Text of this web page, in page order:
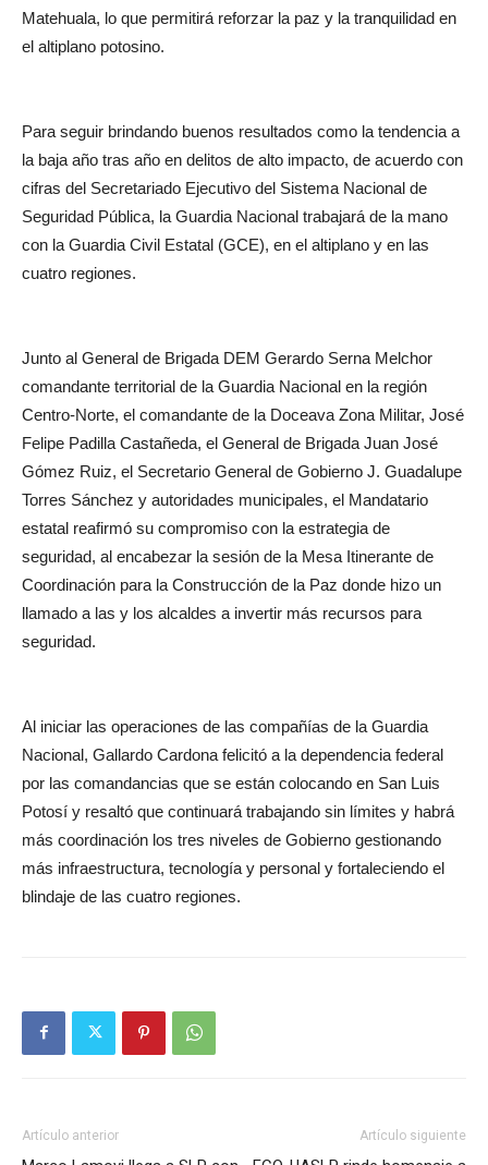
Matehuala, lo que permitirá reforzar la paz y la tranquilidad en
el altiplano potosino.
Para seguir brindando buenos resultados como la tendencia a
la baja año tras año en delitos de alto impacto, de acuerdo con
cifras del Secretariado Ejecutivo del Sistema Nacional de
Seguridad Pública, la Guardia Nacional trabajará de la mano
con la Guardia Civil Estatal (GCE), en el altiplano y en las
cuatro regiones.
Junto al General de Brigada DEM Gerardo Serna Melchor
comandante territorial de la Guardia Nacional en la región
Centro-Norte, el comandante de la Doceava Zona Militar, José
Felipe Padilla Castañeda, el General de Brigada Juan José
Gómez Ruiz, el Secretario General de Gobierno J. Guadalupe
Torres Sánchez y autoridades municipales, el Mandatario
estatal reafirmó su compromiso con la estrategia de
seguridad, al encabezar la sesión de la Mesa Itinerante de
Coordinación para la Construcción de la Paz donde hizo un
llamado a las y los alcaldes a invertir más recursos para
seguridad.
Al iniciar las operaciones de las compañías de la Guardia
Nacional, Gallardo Cardona felicitó a la dependencia federal
por las comandancias que se están colocando en San Luis
Potosí y resaltó que continuará trabajando sin límites y habrá
más coordinación los tres niveles de Gobierno gestionando
más infraestructura, tecnología y personal y fortaleciendo el
blindaje de las cuatro regiones.
Artículo anterior Artículo siguiente